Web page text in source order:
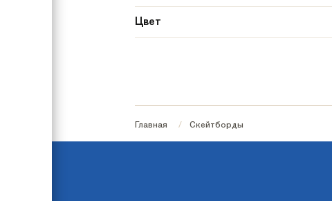
Цвет
Ширина доски
Вес
Главная Скейтборды